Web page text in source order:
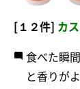
[１２件] カ
食べた瞬
と香りが